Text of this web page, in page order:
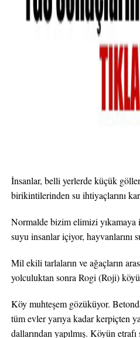
İnsanlar, belli yerlerde küçük
birikintilerinden su ihtiyaçlarını
Normalde bizim elimizi
suyu insanlar içiyor, hayvanlarını
Mil ekili tarlaların ve ağaçların
yolculuktan sonra Rogi (Roji)
Köy muhteşem gözüküyor.
tüm evler yarıya kadar kerpiçten
dallarından yapılmış. Köyün